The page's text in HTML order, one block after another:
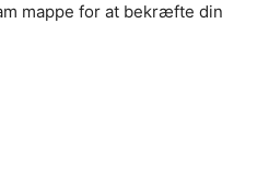
mappe for at bekræfte din